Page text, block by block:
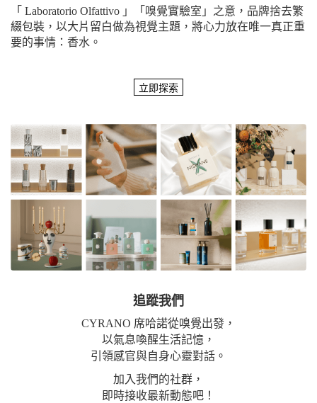
「 Laboratorio Olfattivo 」「嗅覺實驗室」之意，品牌捨去繁
綴包裝，以大片留白做為視覺主題，將心力放在唯一真正重
要的事情：香水。
追蹤我們
CYRANO 席哈諾從嗅覺出發，
以氣息喚醒生活記憶，
引領感官與自身心靈對話。
加入我們的社群，
即時接收最新動態吧！